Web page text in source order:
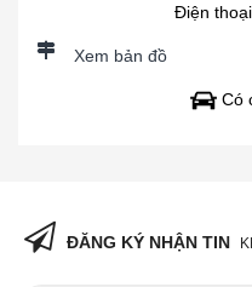
Điện
Xem bản đồ
Có
ĐĂNG KÝ NHẬN TIN